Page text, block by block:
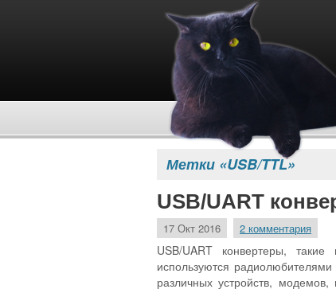
Метки «USB/TTL»
USB/UART
17 Окт 2016 2 комментария
USB/UART конвертеры,
используются
различных устройств,